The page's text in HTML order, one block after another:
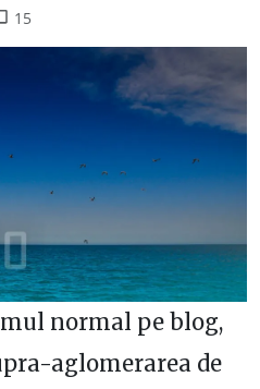
15
normal pe blog,
aglomerarea de